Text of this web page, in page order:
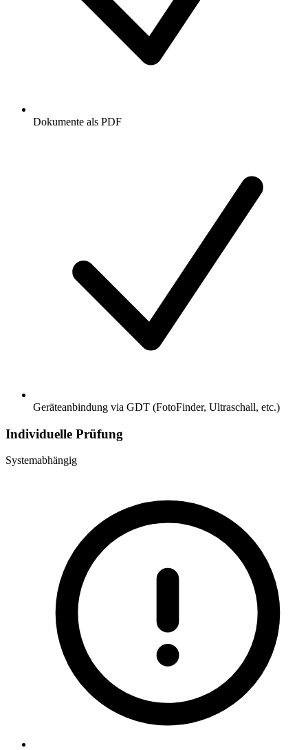
Dokumente als PDF
Geräteanbindung via GDT (FotoFinder, Ultraschall, etc.)
Individuelle Prüfung
Systemabhängig